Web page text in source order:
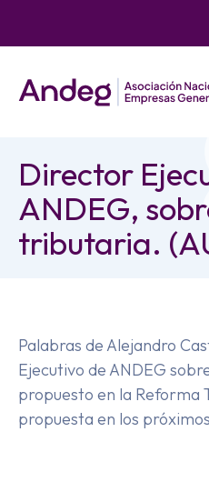
Director
ANDEG,
tributaria.
Palabras de Alejandro
Ejecutivo de ANDEG
propuesto en la Reforma
propuesta en los